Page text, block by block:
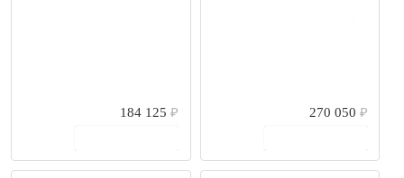
184 125₽
270 050 ₽